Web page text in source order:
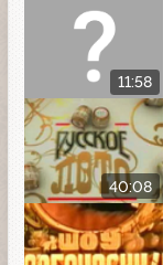
11:58
40:08